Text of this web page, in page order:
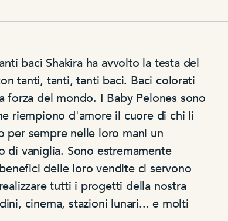
baci Shakira ha avvolto la testa del
tanti, tanti, tanti baci. Baci colorati
forza del mondo. I Baby Pelones sono
riempiono d'amore il cuore di chi li
per sempre nelle loro mani un
di vaniglia. Sono estremamente
delle loro vendite ci servono
tutti i progetti della nostra
cinema, stazioni lunari... e molti